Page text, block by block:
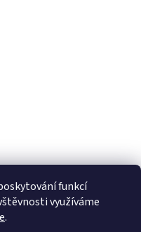
funkcí
využíváme
.